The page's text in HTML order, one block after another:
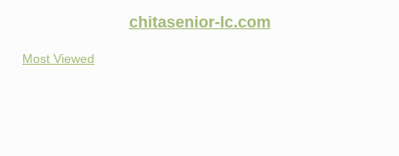
chitasenior-lc.com
Most Viewed